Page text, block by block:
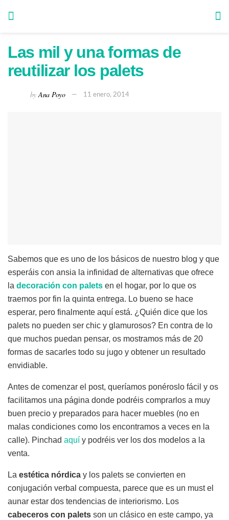
Las mil y una formas de
reutilizar los palets
by Ana Poyo 11 enero, 2014
Sabemos que es uno de los básicos de nuestro blog y que
esperáis con ansia la infinidad de alternativas que ofrece
la decoración con palets en el hogar, por lo que os
traemos por fin la quinta entrega. Lo bueno se hace
esperar, pero finalmente aquí está. ¿Quién dice que los
palets no pueden ser chic y glamurosos? En contra de lo
que muchos puedan pensar, os mostramos más de 20
formas de sacarles todo su jugo y obtener un resultado
envidiable.
Antes de comenzar el post, queríamos ponéroslo fácil y os
facilitamos una página donde podréis comprarlos a muy
buen precio y preparados para hacer muebles (no en
malas condiciones como los encontramos a veces en la
calle). Pinchad aquí y podréis ver los dos modelos a la
venta.
La estética nórdica y los palets se convierten en
conjugación verbal compuesta, parece que es un must el
aunar estar dos tendencias de interiorismo. Los
cabeceros con palets son un clásico en este campo, ya